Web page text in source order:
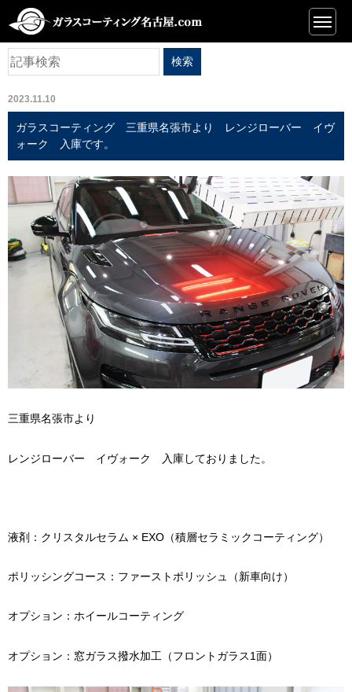
ニュース
2023.11.10
ガラスコーティング 三重県名張市より レンジローバー イヴ
ォーク 入庫です。
三重県名張市より
レンジローバー イヴォーク 入庫しておりました。
液剤：クリスタルセラム × EXO（積層セラミックコーティング）
ポリッシングコース：ファーストポリッシュ（新車向け）
オプション：ホイールコーティング
オプション：窓ガラス撥水加工（フロントガラス1面）